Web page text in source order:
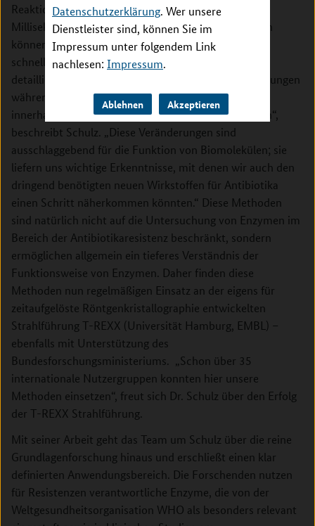
Datenschutzerklärung. Wer unsere
Dienstleister sind, können Sie im
Impressum unter folgendem Link
nachlesen: Impressum.
Ablehnen Akzeptieren
Reaktionszeiten zugeschnitten, die von einigen
Millisekunden bis hin zu mehreren Minuten andauern
können; mit ihr lassen sich viele Momentaufnahmen
schnell nacheinander erstellen. „So können wir einen
detaillierten Zeitrafferfilm der strukturellen Veränderungen
während der gesamten Reaktion eines Biomoleküls
innerhalb eines 24-Stunden-Experiments aufnehmen“,
beschreibt Schulz. „Diese Veränderungen sind
ausschlaggebend für die Funktion von Biomolekülen; sie
liefern uns wichtige Erkenntnisse, mit denen wir auch den
dringend benötigten neuen Wirkstoffen für Antibiotika
einen Schritt näherkommen könnten.“ Diese Methoden
sind natürlich nicht auf die Untersuchung von Enzymen im
Bereich der Antibiotikaresistenz beschränkt, sondern
ermöglichen allgemein ein tieferes Verständnis der
Funktionsweise von Enzymen. Daher finden diese
Methoden nun regelmäßigen Einsatz an der eigens für
zeitaufgelöste Röntgenkristallographie entwickelten
Strahlführung T-REXX (Universität Hamburg, EMBL) –
ebenfalls mit Unterstützung des
Bundesforschungsministeriums. „Schon über 35
internationale Nutzergruppen konnten hier unsere
Methoden einsetzen“, freut sich Dr. Schulz über den Erfolg
der T-REXX Strahlführung.
Mit seiner Arbeit geht das Team um Schulz über die reine
Grundlagenforschung hinaus und erschließt einen klar
definierten Anwendungsbereich. Die Forschenden nutzen
für Resistenzen verantwortliche Enzyme, die von der
Weltgesundheitsorganisation WHO als besonders relevant